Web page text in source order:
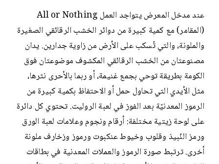
عند مدخل المعرض يتواجد العمل All or Nothing
(المقامر) مع كمية كبيرة من دوائر الخشب الرقائقي الصغيرة
والملونة، والتي تُسكب على الأرض من زاوية جدارين. يدان
مصنوعتان من الخشب الرقائقي المكشوف موضوعتان فوق
الكومة بطريقة توحي بجمع غنيمة، أو ربما بالأحرى نثرها،
مثل الأيدي التي تحاول حمل أو الاحتفاظ بكمية كبيرة من
الرموز المعدنيّة بعد الفوز في لعبة الروليت. تحتوي كل دائرة
على لوحة زيتية مختلفة: أرقام ونجوم وعلامات لعبة الورق
ورمز النّبيذ وقلوب وخيوط عنكبوت ورموز وزخارف ملونة
أخرى. ترتبط صورة الرموز والعملات المعدنية في بطاقات